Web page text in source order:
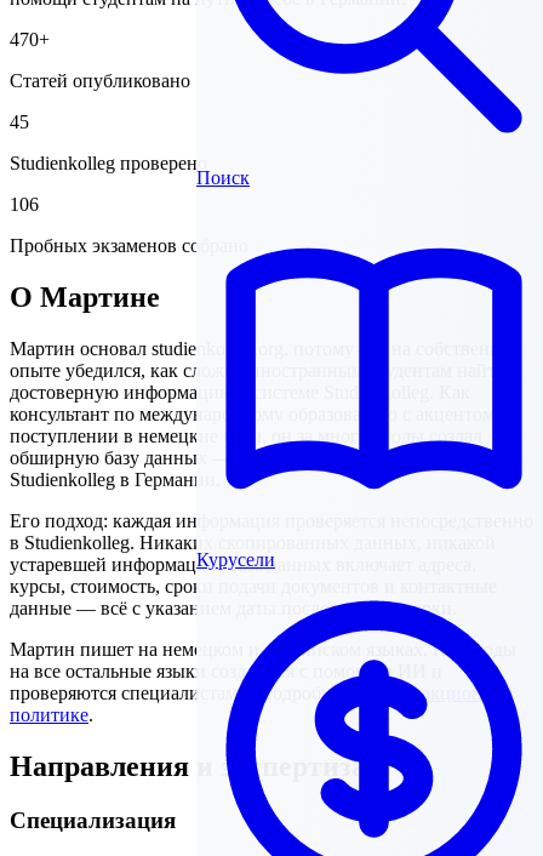
Поиск
Курусели
470+
Статей опубликовано
45
Studienkolleg проверено
106
Пробных экзаменов собрано
О Мартине
Мартин основал studienkolleg.org, потому что на собственном
опыте убедился, как сложно иностранным студентам найти
достоверную информацию о системе Studienkolleg. Как
консультант по международному образованию с акцентом на
поступлении в немецкие вузы, он за многие годы создал
обширную базу данных — с проверенными профилями всех
Studienkolleg в Германии.
Его подход: каждая информация проверяется непосредственно
в Studienkolleg. Никаких скопированных данных, никакой
устаревшей информации. База данных включает адреса,
курсы, стоимость, сроки подачи документов и контактные
данные — всё с указанием даты последней проверки.
Мартин пишет на немецком и английском языках. Переводы
на все остальные языки создаются с помощью ИИ и
проверяются специалистами. Подробнее — в
Редакционной
политике.
Направления и экспертиза
Специализация